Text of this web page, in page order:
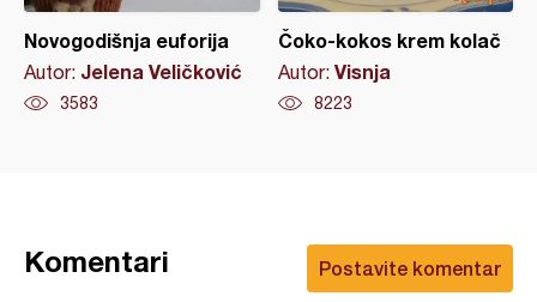
Novogodišnja euforija
Autor: Jelena Veličković
3583
Čoko-kokos krem kolač
Autor: Visnja
8223
Postavite komentar
Komentari